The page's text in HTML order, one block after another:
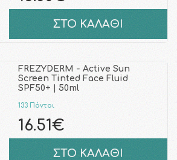
ΣΤΟ ΚΑΛΑΘΙ
FREZYDERM - Active Sun
Screen Tinted Face Fluid
SPF50+ | 50ml
133 Πόντοι
16.51€
ΣΤΟ ΚΑΛΑΘΙ